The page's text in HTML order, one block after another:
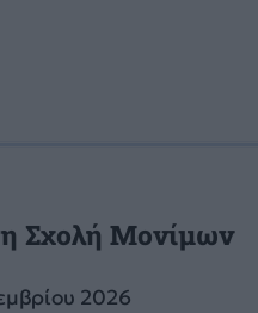
Σχολή Μονίμων
2026